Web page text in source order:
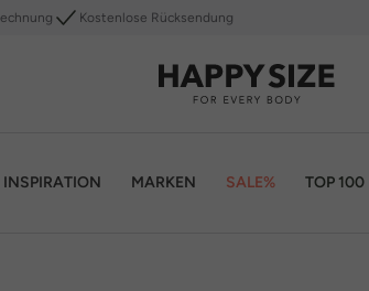
Kostenlose Rücksendung
INSPIRATION MARKEN SALE% TOP 100